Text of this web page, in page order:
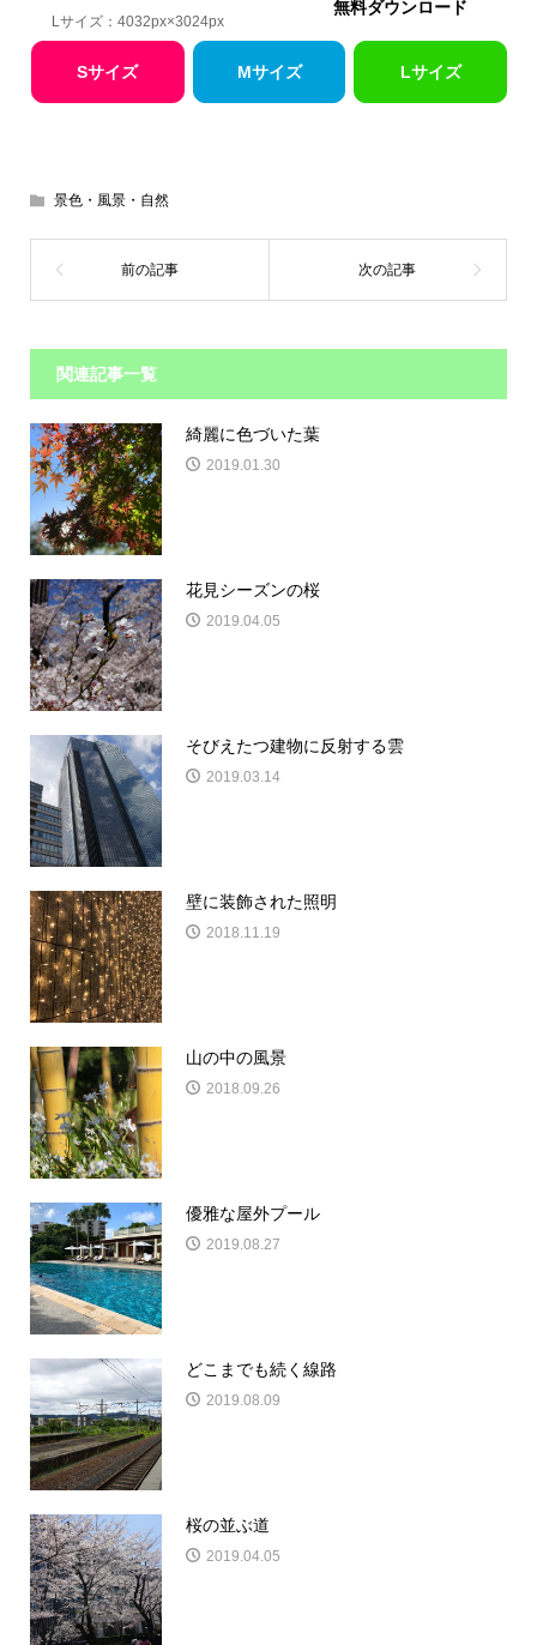
Lサイズ：4032px×3024px
無料ダウンロード
Sサイズ Mサイズ Lサイズ
景色・風景・自然
関連記事一覧
綺麗に色づいた葉
2019.01.30
花見シーズンの桜
2019.04.05
そびえたつ建物に反射する雲
2019.03.14
壁に装飾された照明
2018.11.19
山の中の風景
2018.09.26
優雅な屋外プール
2019.08.27
どこまでも続く線路
2019.08.09
桜の並ぶ道
2019.04.05